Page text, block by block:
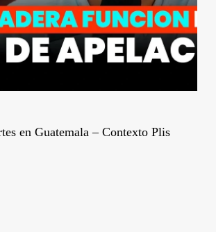
en Guatemala – Contexto Plis